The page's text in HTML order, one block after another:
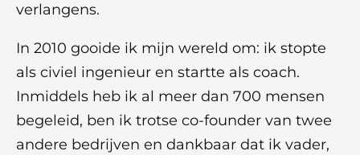
verlangens.
In 2010 gooide ik mijn wereld om: ik stopte
als civiel ingenieur en startte als coach.
Inmiddels heb ik al meer dan 700 mensen
begeleid, ben ik trotse co-founder van twee
andere bedrijven en dankbaar dat ik vader,